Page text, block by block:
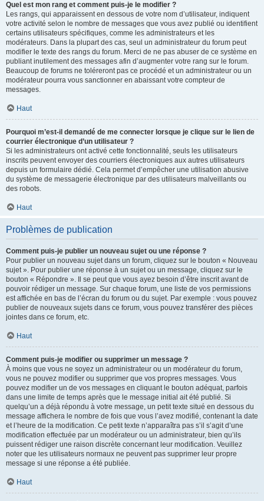
Quel est mon rang et comment puis-je le modifier ?
Les rangs, qui apparaissent en dessous de votre nom d’utilisateur, indiquent
votre activité selon le nombre de messages que vous avez publié ou identifient
certains utilisateurs spécifiques, comme les administrateurs et les
modérateurs. Dans la plupart des cas, seul un administrateur du forum peut
modifier le texte des rangs du forum. Merci de ne pas abuser de ce système en
publiant inutilement des messages afin d’augmenter votre rang sur le forum.
Beaucoup de forums ne toléreront pas ce procédé et un administrateur ou un
modérateur pourra vous sanctionner en abaissant votre compteur de
messages.
Haut
Pourquoi m’est-il demandé de me connecter lorsque je clique sur le lien de
courrier électronique d’un utilisateur ?
Si les administrateurs ont activé cette fonctionnalité, seuls les utilisateurs
inscrits peuvent envoyer des courriers électroniques aux autres utilisateurs
depuis un formulaire dédié. Cela permet d’empêcher une utilisation abusive
du système de messagerie électronique par des utilisateurs malveillants ou
des robots.
Haut
Problèmes de publication
Comment puis-je publier un nouveau sujet ou une réponse ?
Pour publier un nouveau sujet dans un forum, cliquez sur le bouton « Nouveau
sujet ». Pour publier une réponse à un sujet ou un message, cliquez sur le
bouton « Répondre ». Il se peut que vous ayez besoin d’être inscrit avant de
pouvoir rédiger un message. Sur chaque forum, une liste de vos permissions
est affichée en bas de l’écran du forum ou du sujet. Par exemple : vous pouvez
publier de nouveaux sujets dans ce forum, vous pouvez transférer des pièces
jointes dans ce forum, etc.
Haut
Comment puis-je modifier ou supprimer un message ?
À moins que vous ne soyez un administrateur ou un modérateur du forum,
vous ne pouvez modifier ou supprimer que vos propres messages. Vous
pouvez modifier un de vos messages en cliquant le bouton adéquat, parfois
dans une limite de temps après que le message initial ait été publié. Si
quelqu’un a déjà répondu à votre message, un petit texte situé en dessous du
message affichera le nombre de fois que vous l’avez modifié, contenant la date
et l’heure de la modification. Ce petit texte n’apparaîtra pas s’il s’agit d’une
modification effectuée par un modérateur ou un administrateur, bien qu’ils
puissent rédiger une raison discrète concernant leur modification. Veuillez
noter que les utilisateurs normaux ne peuvent pas supprimer leur propre
message si une réponse a été publiée.
Haut